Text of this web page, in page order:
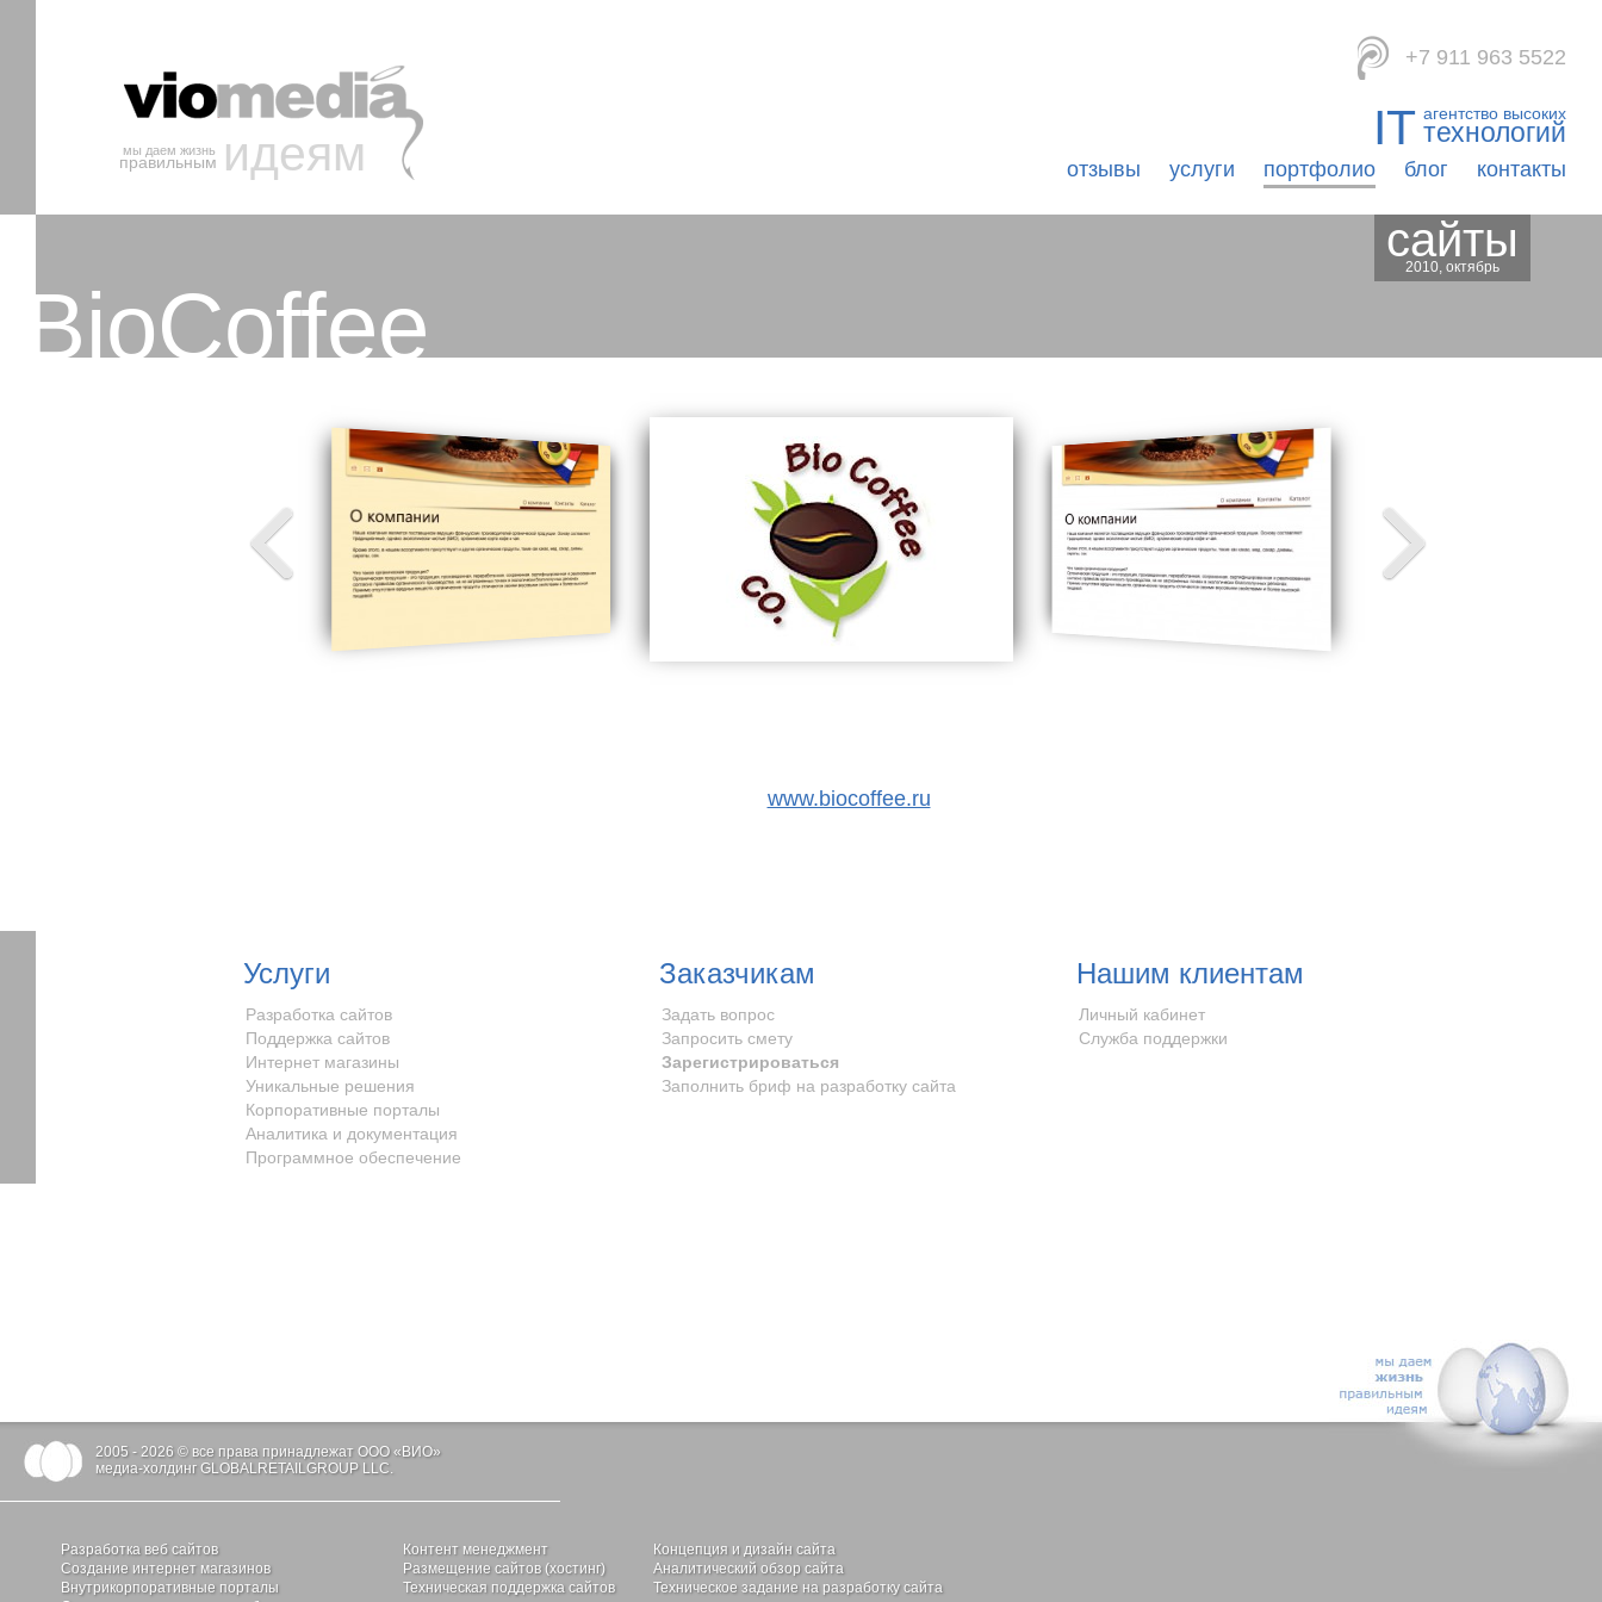
мы даем жизнь
правильным идеям
+7 911 963 5522
IT агентство высоких
технологий
отзывы услуги портфолио блог контакты
BioCoffee
сайты
2010, октябрь
www.biocoffee.ru
Услуги
Разработка сайтов
Поддержка сайтов
Интернет магазины
Уникальные решения
Корпоративные порталы
Аналитика и документация
Программное обеспечение
Заказчикам
Задать вопрос
Запросить смету
Зарегистрироваться
Заполнить бриф на разработку сайта
Нашим клиентам
Личный кабинет
Служба поддержки
2005 - 2026 © все права принадлежат ООО «ВИО»
медиа-холдинг GLOBALRETAILGROUP LLC.
Разработка веб сайтов
Создание интернет магазинов
Внутрикорпоративные порталы
Контент менеджмент
Размещение сайтов (хостинг)
Техническая поддержка сайтов
Концепция и дизайн сайта
Аналитический обзор сайта
Техническое задание на разработку сайта